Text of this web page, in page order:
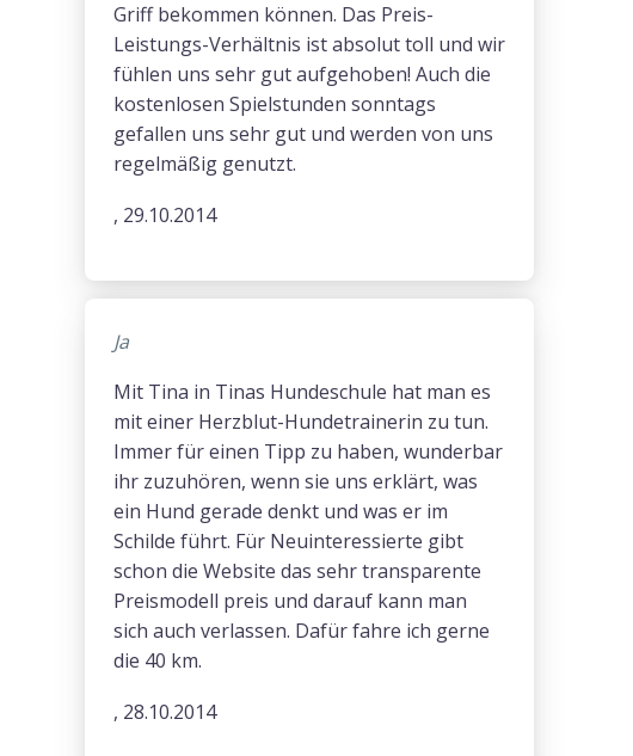
Griff bekommen können. Das Preis-
Leistungs-Verhältnis ist absolut toll und wir
fühlen uns sehr gut aufgehoben! Auch die
kostenlosen Spielstunden sonntags
gefallen uns sehr gut und werden von uns
regelmäßig genutzt.
, 29.10.2014
Ja
Mit Tina in Tinas Hundeschule hat man es
mit einer Herzblut-Hundetrainerin zu tun.
Immer für einen Tipp zu haben, wunderbar
ihr zuzuhören, wenn sie uns erklärt, was
ein Hund gerade denkt und was er im
Schilde führt. Für Neuinteressierte gibt
schon die Website das sehr transparente
Preismodell preis und darauf kann man
sich auch verlassen. Dafür fahre ich gerne
die 40 km.
, 28.10.2014